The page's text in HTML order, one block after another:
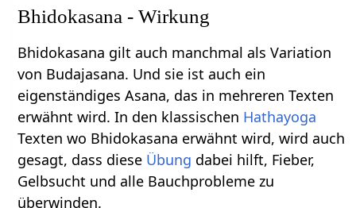
Bhidokasana - Wirkung
Bhidokasana gilt auch manchmal als Variation
von Budajasana. Und sie ist auch ein
eigenständiges Asana, das in mehreren Texten
erwähnt wird. In den klassischen Hathayoga
Texten wo Bhidokasana erwähnt wird, wird auch
gesagt, dass diese Übung dabei hilft, Fieber,
Gelbsucht und alle Bauchprobleme zu
überwinden.